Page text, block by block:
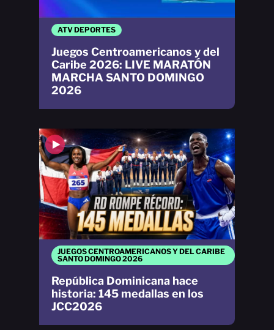
JUEGOS CENTROAMERICANOS Y DEL CARIBE
SANTO DOMINGO 2026
República Dominicana hace
historia: 145 medallas en los
JCC2026
ATV DEPORTES
Juegos Centroamericanos y del
Caribe 2026: LIVE MARATÓN
MARCHA SANTO DOMINGO
2026